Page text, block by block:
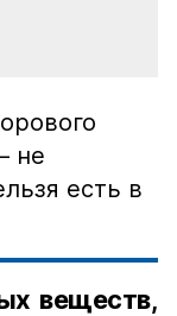
не
есть в
веществ,